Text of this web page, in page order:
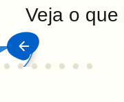
Veja o que